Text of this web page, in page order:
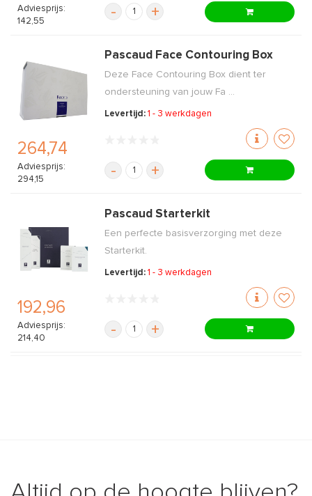
Adviesprijs:
142,55
- +
264,74
Adviesprijs:
294,15
Pascaud Face Contouring Box
Deze Face Contouring Box dient ter
ondersteuning van jouw Fa ...
Levertijd:1 - 3 werkdagen
- +
192,96
Adviesprijs:
214,40
Pascaud Starterkit
Een perfecte basisverzorging met deze
Starterkit.
Levertijd:1 - 3 werkdagen
- +